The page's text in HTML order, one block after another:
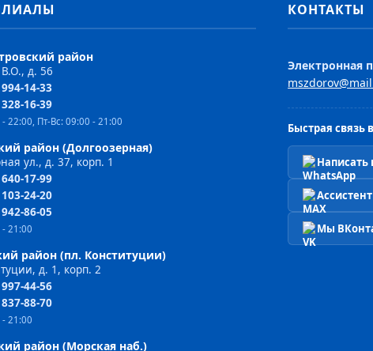
район
д. 56
14-33
16-39
22:00, Пт-Вс: 09:00 - 21:00
район (Долгоозерная)
ул., д. 37, корп. 1
17-99
24-20
86-05
21:00
район (пл. Конституции)
д. 1, корп. 2
44-56
88-70
21:00
район (Морская наб.)
КОНТАКТЫ
Электронная
Быстрая связь
Написать
Мы